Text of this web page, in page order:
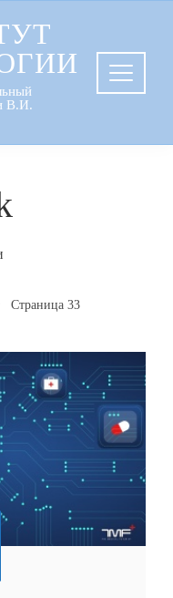
В.И.
Страница 33